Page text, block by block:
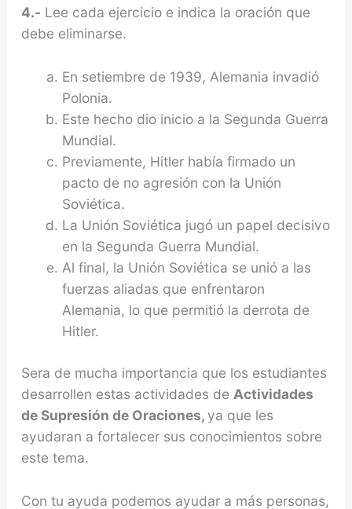
4.- Lee cada ejercicio e indica la oración que
debe eliminarse.
En setiembre de 1939, Alemania invadió
Polonia.
Este hecho dio inicio a la Segunda Guerra
Mundial.
Previamente, Hitler había firmado un
pacto de no agresión con la Unión
Soviética.
La Unión Soviética jugó un papel decisivo
en la Segunda Guerra Mundial.
Al final, la Unión Soviética se unió a las
fuerzas aliadas que enfrentaron
Alemania, lo que permitió la derrota de
Hitler.
Sera de mucha importancia que los estudiantes
desarrollen estas actividades de Actividades
de Supresión de Oraciones, ya que les
ayudaran a fortalecer sus conocimientos sobre
este tema.
Con tu ayuda podemos ayudar a más personas,